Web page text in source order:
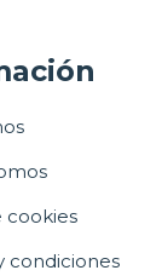
cookies
condiciones